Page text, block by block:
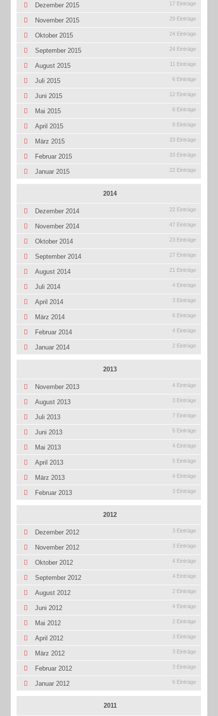
Dezember 2015 17 Einträge
November 2015 29 Einträge
Oktober 2015 24 Einträge
September 2015 24 Einträge
August 2015 11 Einträge
Juli 2015 6 Einträge
Juni 2015 12 Einträge
Mai 2015 6 Einträge
April 2015 8 Einträge
März 2015 33 Einträge
Februar 2015 33 Einträge
Januar 2015 22 Einträge
2014
Dezember 2014 22 Einträge
November 2014 47 Einträge
Oktober 2014 23 Einträge
September 2014 27 Einträge
August 2014 21 Einträge
Juli 2014 4 Einträge
April 2014 3 Einträge
März 2014 6 Einträge
Februar 2014 4 Einträge
Januar 2014 2 Einträge
2013
November 2013 4 Einträge
August 2013 3 Einträge
Juli 2013 7 Einträge
Juni 2013 5 Einträge
Mai 2013 4 Einträge
April 2013 5 Einträge
März 2013 4 Einträge
Februar 2013 3 Einträge
2012
Dezember 2012 3 Einträge
November 2012 3 Einträge
Oktober 2012 4 Einträge
September 2012 4 Einträge
August 2012 2 Einträge
Juni 2012 4 Einträge
Mai 2012 2 Einträge
April 2012 3 Einträge
März 2012 3 Einträge
Februar 2012 3 Einträge
Januar 2012 6 Einträge
2011